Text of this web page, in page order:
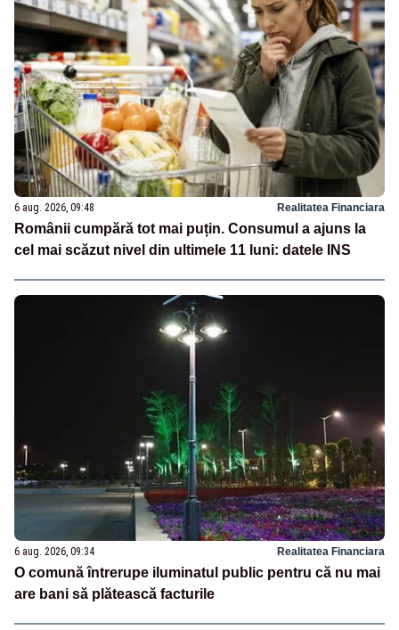
6 aug. 2026, 09:48 Realitatea Financiara
Românii cumpără tot mai puțin. Consumul a ajuns la
cel mai scăzut nivel din ultimele 11 luni: datele INS
6 aug. 2026, 09:34 Realitatea Financiara
O comună întrerupe iluminatul public pentru că nu mai
are bani să plătească facturile